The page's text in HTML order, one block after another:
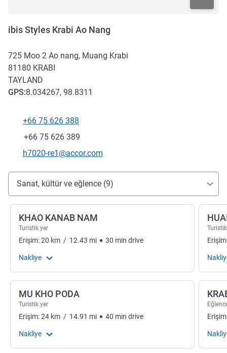
ibis Styles Krabi Ao Nang
725 Moo 2 Ao nang, Muang Krabi
81180 KRABI
TAYLAND
GPS:8.034267, 98.8311
Telefon
+66 75 626 388
Faks
+66 75 626 389
İletişim için e-posta
h7020-re1@accor.com
Erişim ve ulaşım
Sanat, kültür ve eğlence (9)
KHAO KANAB NAM
Turistik yer
Erişim:20 km / 12.43 mi 30 min drive
Nakliye
MU KHO PODA
Turistik yer
Erişim:24 km / 14.91 mi 40 min drive
Nakliye